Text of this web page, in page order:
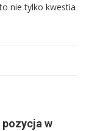
nie tylko kwestia
pozycja w